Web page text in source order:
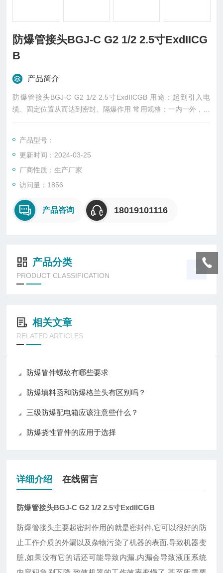
防爆管接头BGJ-C G2 1/2 2.5寸ExdIICG
B
产品简介
防爆管接头BGJ-C G2 1/2 2.5寸ExdIICGB 用途：起到引入电
缆、固定位置从而达到密封、隔爆作用 常用规格：一内一外，两
内，两外
产品型号：
更新时间：2024-03-25
厂商性质：生产厂家
访问量：1856
产品咨询 18019101116
产品分类
PRODUCT CLASSIFICATION
相关文章
RELATED ARTICLES
防爆管件螺纹有哪些要求
防爆填料函和防爆格兰头有区别吗？
三级防爆配电箱应该注意些什么？
防爆挠性管件的应用于选择
详细介绍 在线留言
防爆管接头BGJ-C G2 1/2 2.5寸ExdIICGB
防爆管接头主要起密封作用的就是密封件,它可以很好的防
止工作介质的外漏以及杂物污染了机器的表面,导致机器变
脏,如果没有它的话还可能导致内漏,内漏会导致液压系统